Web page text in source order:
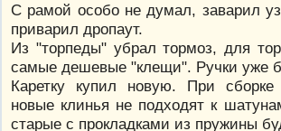
С рамой особо не думал, заварил
приварил дропаут.
Из "торпеды" убрал тормоз, для
самые дешевые "клещи". Ручки уже
Каретку купил новую. При сборке
новые клинья не подходят к
старые с прокладками из пружины